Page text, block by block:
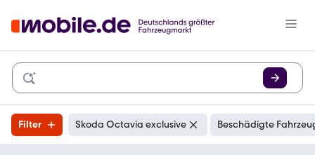
Filter Skoda Octavia exclusive Beschädigte